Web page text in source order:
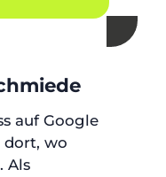
auf Google
dort, wo
Als